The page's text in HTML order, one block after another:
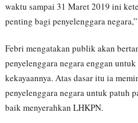
waktu sampai 31 Maret 2019 ini
penting bagi penyelenggara
Febri mengatakan publik akan
penyelenggara negara enggan
kekayaannya. Atas dasar itu ia
penyelenggara negara untuk patuh
baik menyerahkan LHKPN.